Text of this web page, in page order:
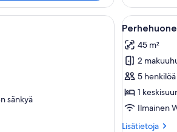
Ruokailutila, jossa on neljälle katettu pöytä, ja sen
sänkyä
Avaa
kaikki
kuvat
1
45 m²
2
5 henkilöä
1
Ilmainen
Lisätietoja
Lisätietoja